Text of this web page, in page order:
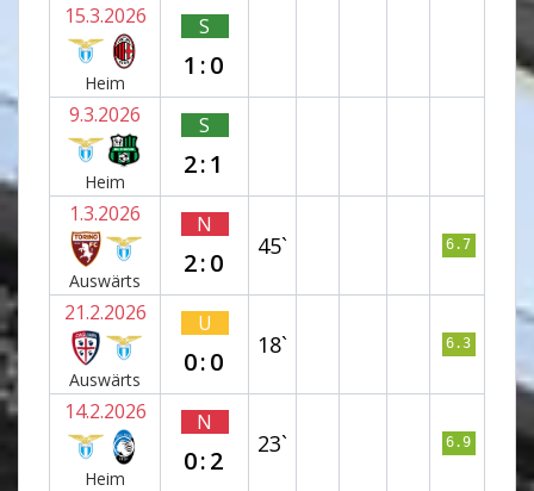
15.3.2026
Heim
S
1:0
9.3.2026
Heim
S
2:1
1.3.2026
Auswärts
N
2:0
45` 6.7
21.2.2026
Auswärts
U
0:0
18` 6.3
14.2.2026
Heim
N
0:2
23` 6.9